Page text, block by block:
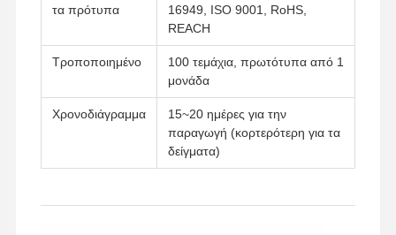
Προϊόντα Βίντεο
Σχετικά Με
τα πρότυπα
16949, ISO 9001, RoHS,
REACH
Τροποποιημένο
100 τεμάχια, πρωτότυπα από 1
μονάδα
Χρονοδιάγραμμα
15~20 ημέρες για την
παραγωγή (κορτερότερη για τα
δείγματα)